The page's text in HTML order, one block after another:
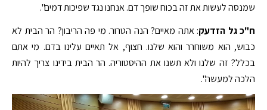
שמנסה לעשות את זה בכוח שופך דם. אנחנו נגד שפיכות דמים".
ח"כ גל הזדעק: אתה מאיים? הנה הטרור. מי פה הריבון? הר הבית לא
כבוש, הוא משוחרר והוא שלנו. חצוף, אל תאיים עלינו בדם. מי אתם
בכלל? זה שלנו ולא תשנו את ההיסטוריה. הר הבית בידינו צריך להיות
הלכה למעשה".